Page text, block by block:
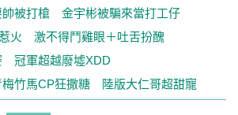
帥被打槍 金宇彬被騙來當打工仔
火 激不得鬥雞眼＋吐舌扮醜
冠軍超越廢墟XDD
梅竹馬CP狂撒糖 陸版大仁哥超甜寵